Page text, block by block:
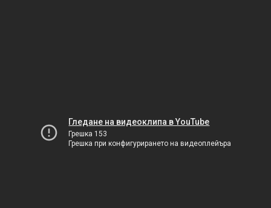
Гледане на видеоклипа в YouTube
Грешка 153
Грешка при конфигурирането на видеоплейъра